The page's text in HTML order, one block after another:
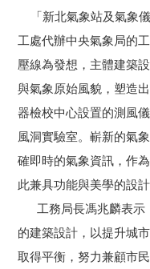
「新北氣象站及氣象
工處代辦中央氣象局的
壓線為發想，主體建築
與氣象原始風貌，塑造
器檢校中心設置的測風
風洞實驗室。嶄新的氣
確即時的氣象資訊，作
此兼具功能與美學的設
工務局長馮兆麟表示
的建築設計，以提升城
取得平衡，努力兼顧市